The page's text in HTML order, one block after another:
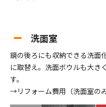
洗面室
鏡の後ろにも収納できる洗面
に取替え。洗面ボウルも大き
す。
→リフォーム費用（洗面室の